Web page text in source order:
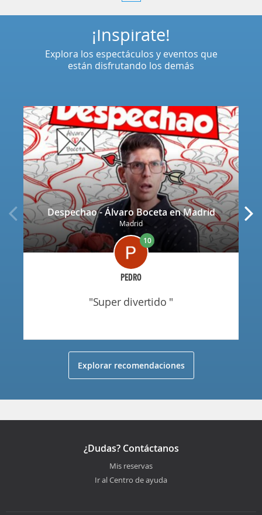
Despechao - Álvaro Boceta en Madrid
Madrid
PEDRO
10
"super divertido "
¡Inspírate!
Explora los espectáculos y eventos que
están disfrutando los demás
Explorar recomendaciones
¿Dudas? Contáctanos
Mis reservas
Ir al Centro de ayuda